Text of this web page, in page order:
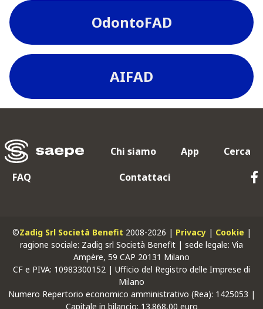
OdontoFAD
AIFAD
Chi siamo App
Cerca
FAQ
Contattaci
©Zadig Srl Società Benefit 2008-2026 | Privacy| Cookie |
ragione sociale: Zadig srl Società Benefit | sede legale: Via
Ampère, 59 CAP 20131 Milano
CF e PIVA: 10983300152 | Ufficio del Registro delle Imprese di
Milano
Numero Repertorio economico amministrativo (Rea): 1425053 |
Capitale in bilancio: 13.868,00 euro